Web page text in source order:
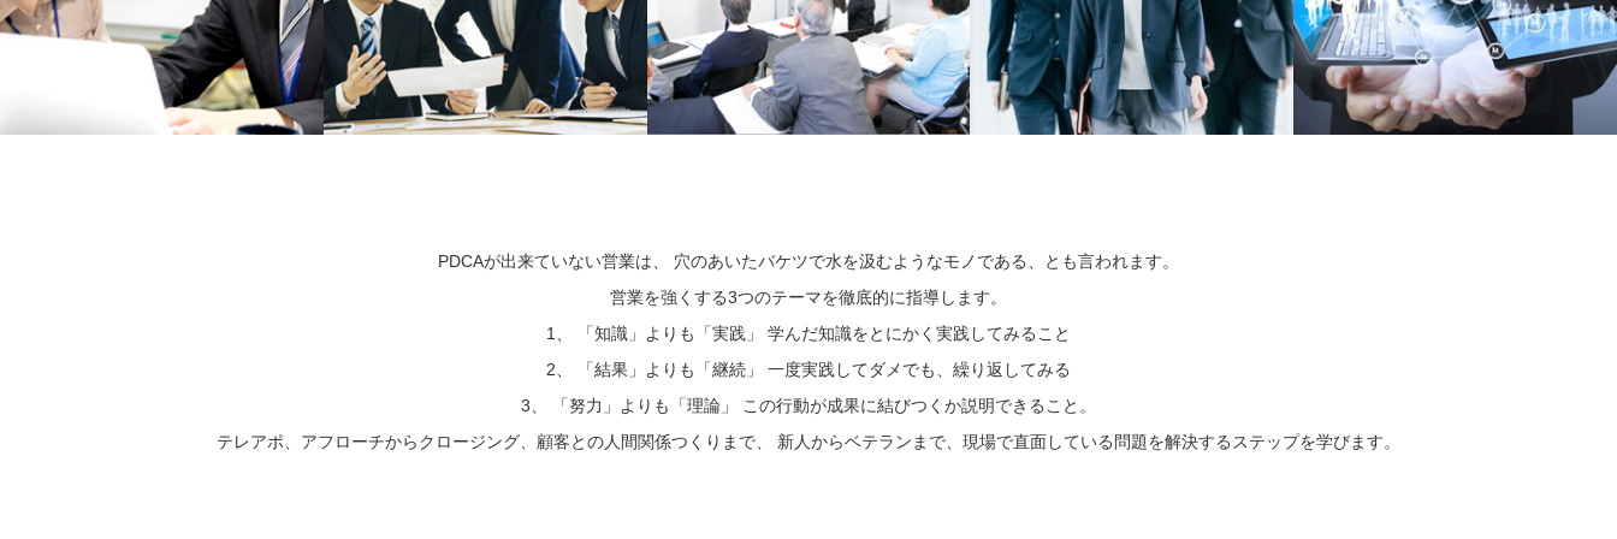
PDCAが出来ていない営業は、 穴のあいたバケツで水を汲むようなモノである、とも言われます。
営業を強くする3つのテーマを徹底的に指導します。
1、 「知識」よりも「実践」 学んだ知識をとにかく実践してみること
2、 「結果」よりも「継続」 一度実践してダメでも、繰り返してみる
3、 「努力」よりも「理論」 この行動が成果に結びつくか説明できること。
テレアポ、アフローチからクロージング、顧客との人間関係つくりまで、 新人からベテランまで、現場で直面している問題を解決するステップを学びます。